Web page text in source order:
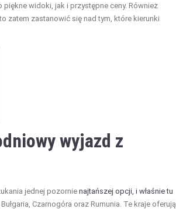
widoki, jak i przystępne ceny. Również
zatem zastanowić się nad tym, które kierunki
wyjazd z
jednej pozornie najtańszej opcji, i właśnie tu
Czarnogóra oraz Rumunia. Te kraje oferują